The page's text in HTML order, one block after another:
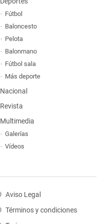
Fútbol
Baloncesto
Pelota
Balonmano
Fútbol sala
Más deporte
Nacional
Revista
Multimedia
Galerías
Vídeos
Aviso Legal
Términos y condiciones